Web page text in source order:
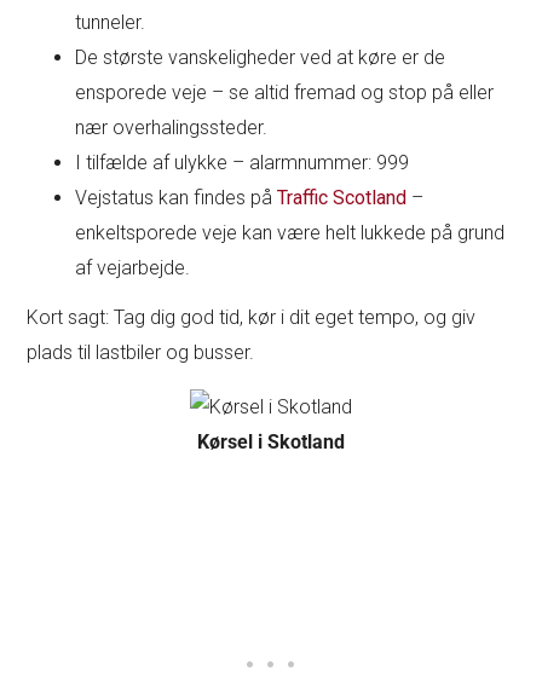
tunneler.
De største vanskeligheder ved at køre er de
ensporede veje – se altid fremad og stop på eller
nær overhalingssteder.
I tilfælde af ulykke – alarmnummer: 999
Vejstatus kan findes påTraffic Scotland –
enkeltsporede veje kan være helt lukkede på grund
af vejarbejde.
Kort sagt: Tag dig god tid, kør i dit eget tempo, og giv
plads til lastbiler og busser.
Kørsel i Skotland